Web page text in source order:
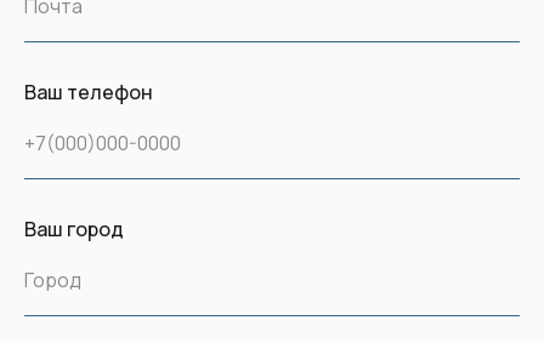
Почта
Ваш телефон
+7(000)000-0000
Ваш город
Город